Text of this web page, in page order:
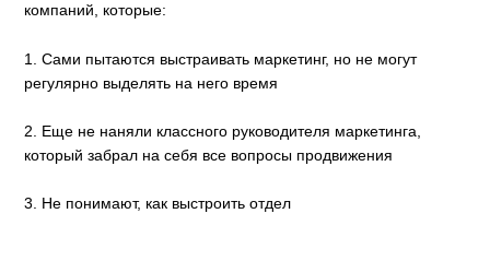
компаний, которые:
1. Сами пытаются выстраивать маркетинг, но не могут
регулярно выделять на него время
2. Еще не наняли классного руководителя маркетинга,
который забрал на себя все вопросы продвижения
3. Не понимают, как выстроить отдел